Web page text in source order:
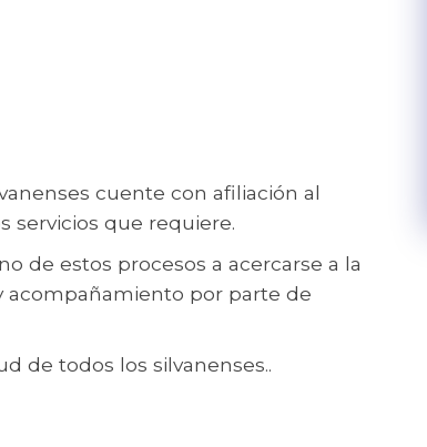
cuente con afiliación al
servicios que requiere.
de estos procesos a acercarse a la
acompañamiento por parte de
de todos los silvanenses..